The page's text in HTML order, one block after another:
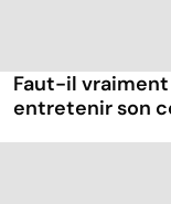
Faut-il
entretenir son